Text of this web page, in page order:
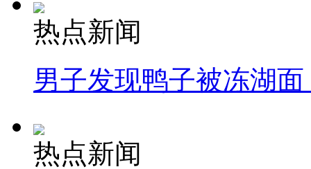
热点新闻
男子发现鸭子被冻湖
热点新闻